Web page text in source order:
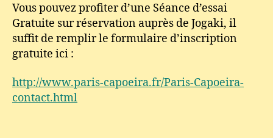
Vous pouvez profiter d’une Séance d’essai
Gratuite sur réservation auprès de Jogaki, il
suffit de remplir le formulaire d’inscription
gratuite ici :
http://www.paris-capoeira.fr/Paris-Capoeira-
contact.html